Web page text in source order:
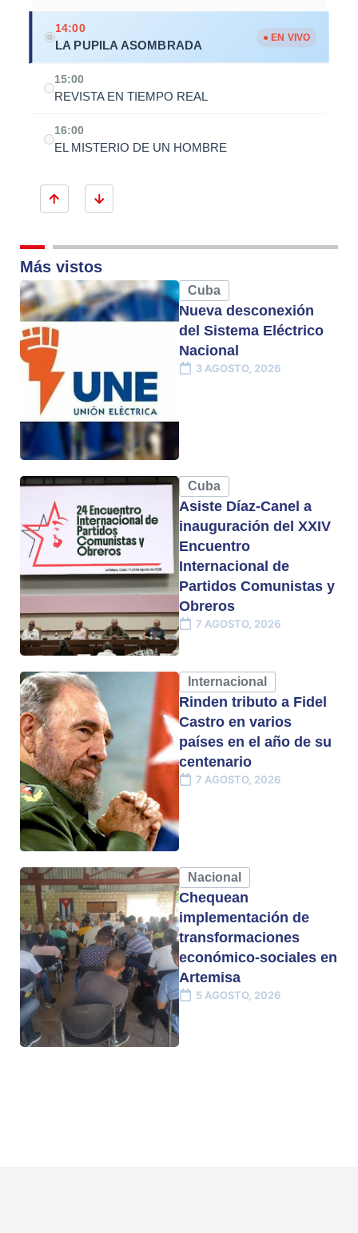
14:00
LA PUPILA ASOMBRADA
● EN VIVO
15:00
REVISTA EN TIEMPO REAL
16:00
EL MISTERIO DE UN HOMBRE
Más vistos
Cuba
Nueva desconexión
del Sistema Eléctrico
Nacional
3 AGOSTO, 2026
Cuba
Asiste Díaz-Canel a
inauguración del XXIV
Encuentro
Internacional de
Partidos Comunistas y
Obreros
7 AGOSTO, 2026
Internacional
Rinden tributo a Fidel
Castro en varios
países en el año de su
centenario
7 AGOSTO, 2026
Nacional
Chequean
implementación de
transformaciones
económico-sociales en
Artemisa
5 AGOSTO, 2026